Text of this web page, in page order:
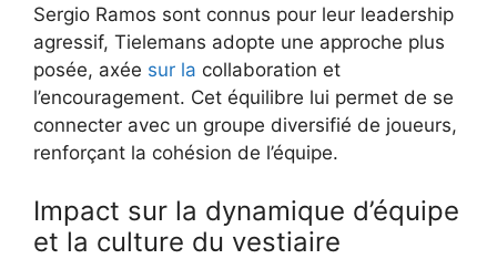
Sergio Ramos sont connus pour leur leadership
agressif, Tielemans adopte une approche plus
posée, axée sur la collaboration et
l’encouragement. Cet équilibre lui permet de se
connecter avec un groupe diversifié de joueurs,
renforçant la cohésion de l’équipe.
Impact sur la dynamique d’équipe
et la culture du vestiaire